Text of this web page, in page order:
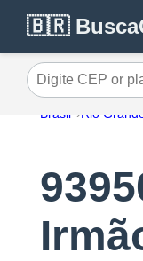
🇧🇷
Digite CEP or
Brasil Rio